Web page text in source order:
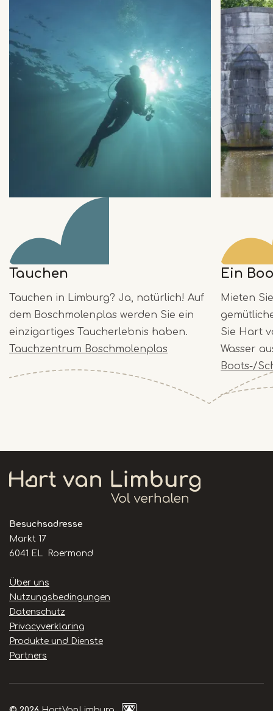
Tauchen
Tauchen in Limburg? Ja, natürlich! Auf
dem Boschmolenplas werden Sie ein
einzigartiges Taucherlebnis haben.
Tauchzentrum Boschmolenplas
Ein
Mieten
Sie Hart
Wasser
Boots-/
Besuchsadresse
Markt 17
6041 EL Roermond
Handige
links
Über uns
Nutzungsbedingungen
Datenschutz
Privacyverklaring
Produkte und Dienste
Partners